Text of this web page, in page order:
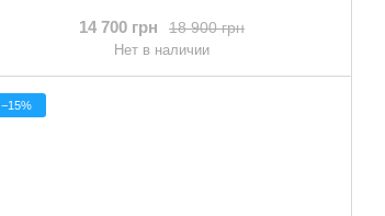
18 900 грн
14 700 грн
Нет в наличии
−15%